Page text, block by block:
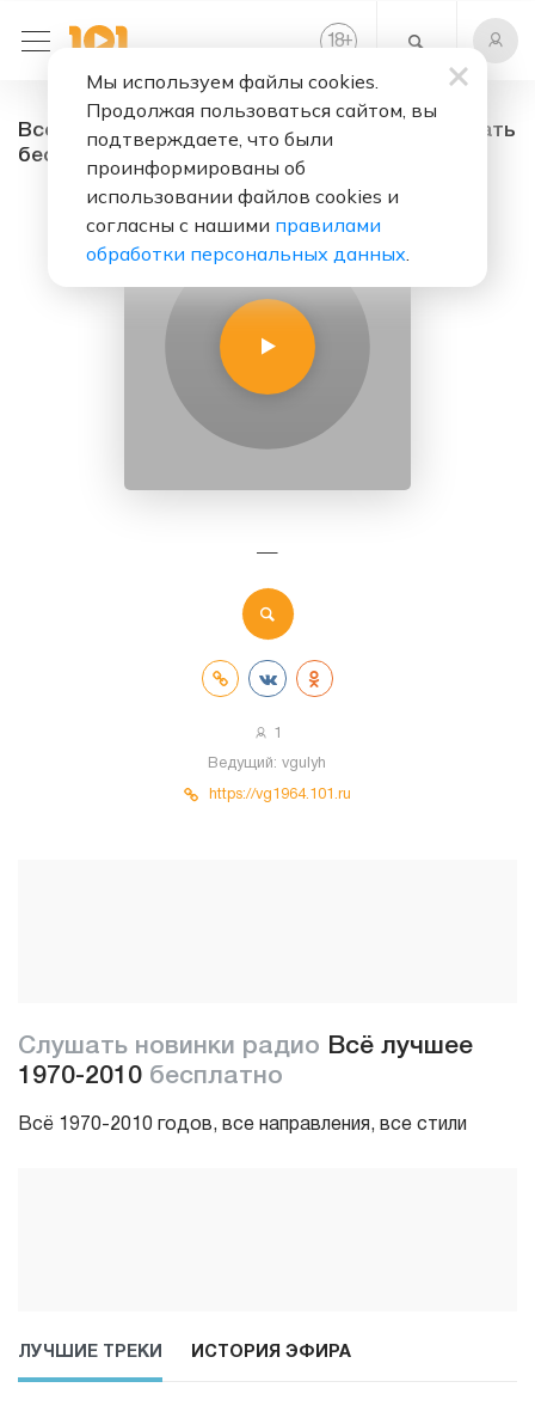
18+
Всё лучшее 1970-2010 - радио онлайн. Слушать
бесплатно
—
1
Ведущий: vgulyh
https://vg1964.101.ru
Слушать новинки радио Всё лучшее
1970-2010 бесплатно
Всё 1970-2010 годов, все направления, все стили
ЛУЧШИЕ ТРЕКИ ИСТОРИЯ ЭФИРА
Мы используем файлы cookies.
Продолжая пользоваться сайтом, вы
подтверждаете, что были
проинформированы об
использовании файлов cookies и
согласны с нашими правилами
обработки персональных данных.